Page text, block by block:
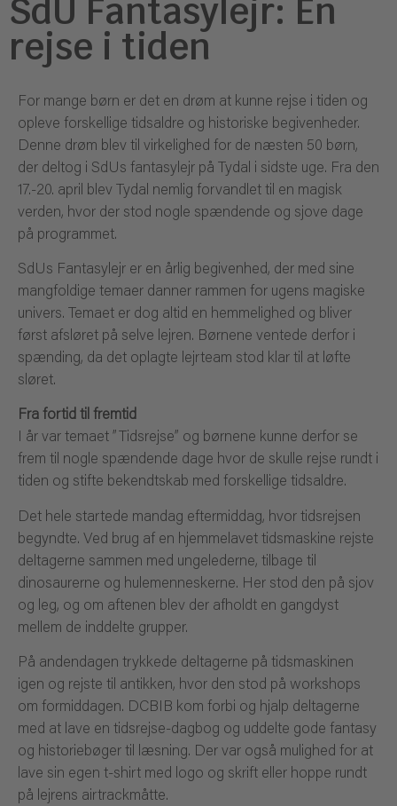
SdU Fantasylejr: En
rejse i tiden
For mange børn er det en drøm at kunne rejse i tiden og
opleve forskellige tidsaldre og historiske begivenheder.
Denne drøm blev til virkelighed for de næsten 50 børn,
der deltog i SdUs fantasylejr på Tydal i sidste uge. Fra den
17.-20. april blev Tydal nemlig forvandlet til en magisk
verden, hvor der stod nogle spændende og sjove dage
på programmet.
SdUs Fantasylejr er en årlig begivenhed, der med sine
mangfoldige temaer danner rammen for ugens magiske
univers. Temaet er dog altid en hemmelighed og bliver
først afsløret på selve lejren. Børnene ventede derfor i
spænding, da det oplagte lejrteam stod klar til at løfte
sløret.
Fra fortid til fremtid
I år var temaet ”Tidsrejse” og børnene kunne derfor se
frem til nogle spændende dage hvor de skulle rejse rundt i
tiden og stifte bekendtskab med forskellige tidsaldre.
Det hele startede mandag eftermiddag, hvor tidsrejsen
begyndte. Ved brug af en hjemmelavet tidsmaskine rejste
deltagerne sammen med ungelederne, tilbage til
dinosaurerne og hulemenneskerne. Her stod den på sjov
og leg, og om aftenen blev der afholdt en gangdyst
mellem de inddelte grupper.
På andendagen trykkede deltagerne på tidsmaskinen
igen og rejste til antikken, hvor den stod på workshops
om formiddagen. DCBIB kom forbi og hjalp deltagerne
med at lave en tidsrejse-dagbog og uddelte gode fantasy
og historiebøger til læsning. Der var også mulighed for at
lave sin egen t-shirt med logo og skrift eller hoppe rundt
på lejrens airtrackmåtte.